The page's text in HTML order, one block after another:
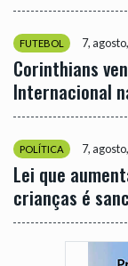
FUTEBOL 7,
Corinthians
Internacional
POLÍTICA 7,
Lei que
crianças é